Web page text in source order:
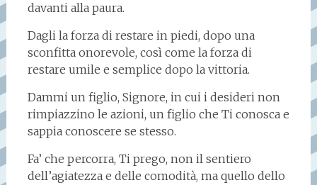
davanti alla paura.
Dagli la forza di restare in piedi, dopo una
sconfitta onorevole, così come la forza di
restare umile e semplice dopo la vittoria.
Dammi un figlio, Signore, in cui i desideri non
rimpiazzino le azioni, un figlio che Ti conosca e
sappia conoscere se stesso.
Fa’ che percorra, Ti prego, non il sentiero
dell’agiatezza e delle comodità, ma quello dello